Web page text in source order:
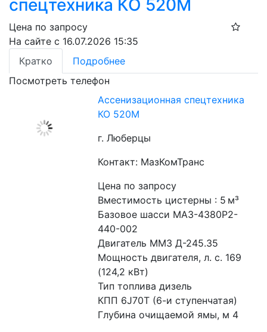
спецтехника КО 520М
Цена по запросу
На сайте с 16.07.2026 15:35
Кратко
Подробнее
Посмотреть телефон
Ассенизационная спецтехника
КО 520М
г. Люберцы
Контакт: МазКомТранс
Цена по запросу
Вместимость цистерны : 5 м³
Базовое шасси МАЗ-4380Р2-
440-002
Двигатель ММЗ Д-245.35
Мощность двигателя, л. с. 169
(124,2 кВт)
Тип топлива дизель
КПП 6J70Т (6-и ступенчатая)
Глубина очищаемой ямы, м 4